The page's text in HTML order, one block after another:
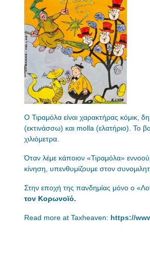
Ο Τιραμόλα είναι χαρακτήρας κόμικ,
(εκτινάσσω) και molla (ελατήριο). Το
χιλιόμετρα.
Όταν λέμε κάποιον «Τιραμόλα»
κίνηση, υπενθυμίζουμε στον
Στην εποχή της πανδημίας μόνο ο
τον Κορωνοϊό.
Read more at Taxheaven: https://